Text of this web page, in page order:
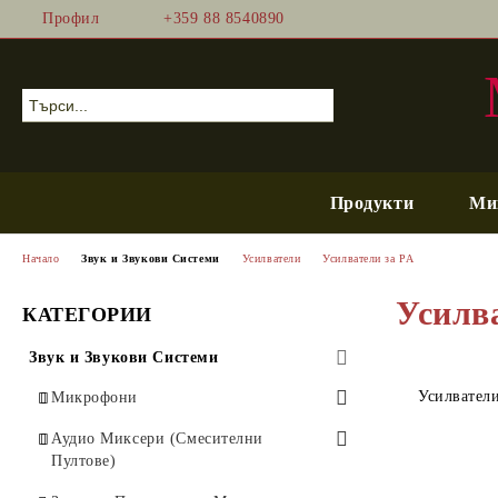
Профил +359 88 8540890
Продукти
КАТЕГОРИИ
Звук и Звукови Системи
Микрофони
Вокални микрофони
Аудио Миксери (Смесителни
Пултове)
Начало Звук и Звукови Системи Усилватели Усилватели за PA